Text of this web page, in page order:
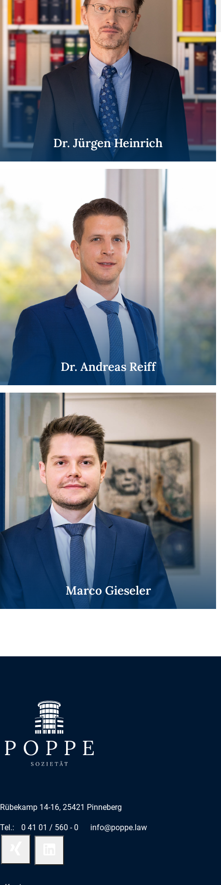
Partner im Ruhestand
Kooperationspartner
KONTAKT
Dr. Jürgen Heinrich
Dr. Andreas Reiff
Marco Gieseler
Rübekamp 14-16, 25421 Pinneberg
Tel.: 0 41 01 / 560 - 0 info@poppe.law